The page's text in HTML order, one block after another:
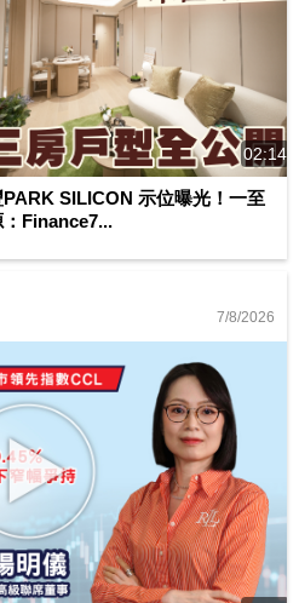
02:14
SILICON 示位曝光！一至
Finance7...
7/8/2026